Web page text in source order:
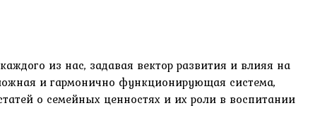
из нас, задавая вектор развития и влияя на
и гармонично функционирующая система,
о семейных ценностях и их роли в воспитании